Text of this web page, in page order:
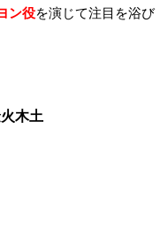
ン役を演じて注目を浴び
木土